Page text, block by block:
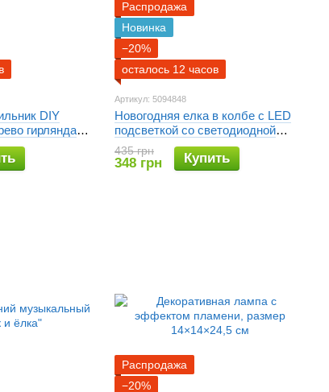
DIY
гирлянда
свет
Распродажа
Новинка
−20%
осталось 12 часов
Артикул: 5094848
Новогодняя елка в колбе с LED
подсветкой со светодиодной
гирляндой
435 грн
348 грн Купить
Распродажа
−20%